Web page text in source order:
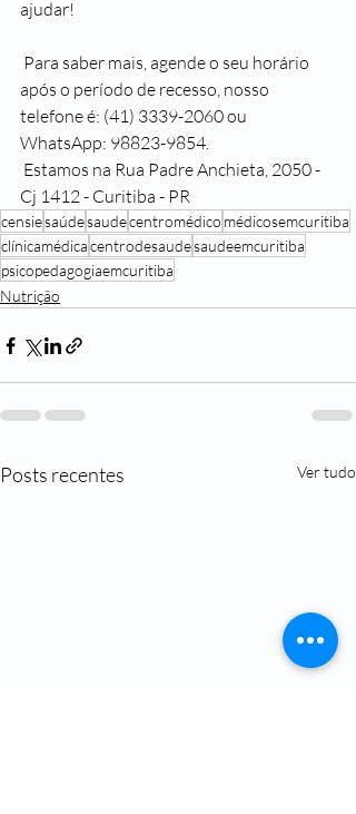
ajudar!
após o período de recesso, nosso
telefone é: (41) 3339-2060 ou
WhatsApp: 98823-9854.
Cj 1412 - Curitiba - PR
censiesaúdesaudecentromédico médicosemcuritiba
clínicamédicacentrodesaudesaudeemcuritiba
psicopedagogiaemcuritiba
Nutrição
Posts recentes Ver tudo